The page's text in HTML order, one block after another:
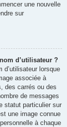
une nouvelle
sur
d’utilisateur ?
d’utilisateur lorsque
associée à
des carrés ou des
de messages
statut particulier sur
une image connue
à chaque